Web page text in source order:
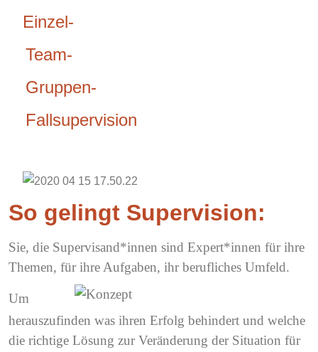
Einzel-
Team-
Gruppen-
Fallsupervision
So gelingt Supervision:
Sie, die Supervisand*innen sind Expert*innen für ihre
Themen, für ihre Aufgaben, ihr berufliches Umfeld.
Um
herauszufinden was ihren Erfolg behindert und welche
die richtige Lösung zur Veränderung der Situation für